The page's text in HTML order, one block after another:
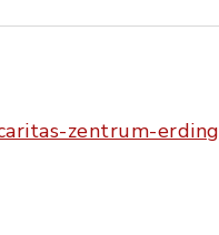
zentrum-erding